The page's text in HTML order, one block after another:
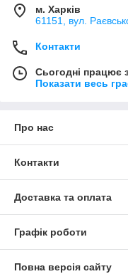
м. Харків
61151, вул.
Контакти
Сьогодні працює
Показати весь
Про нас
Контакти
Доставка та оплата
Графік роботи
Повна версія сайту